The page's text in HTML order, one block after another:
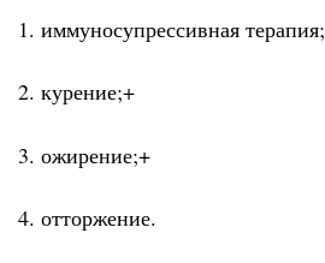
1. иммуносупрессивная терапия;
2. курение;+
3. ожирение;+
4. отторжение.